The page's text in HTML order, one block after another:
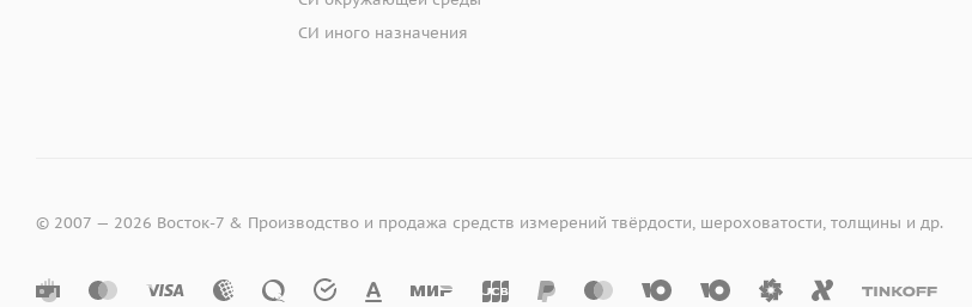
СИ иного назначения
© 2007 — 2026 Восток-7 & Производство и продажа средств измерений твёрдости, шероховатости, толщины и др.